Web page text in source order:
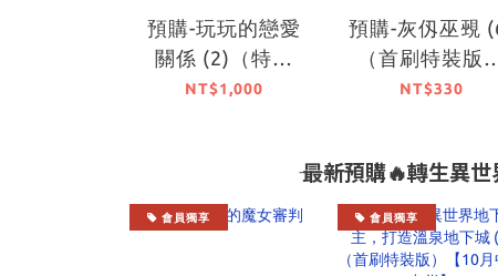
預購-玩玩的戀愛
關係 (2)（特裝
版）【10月中旬出
NT$1,000
預購-灰仭巫覡
（首刷特裝版
【10月中旬出貨
NT$330
―― 最新預購🔥轉生異
會員獨享 會員獨享